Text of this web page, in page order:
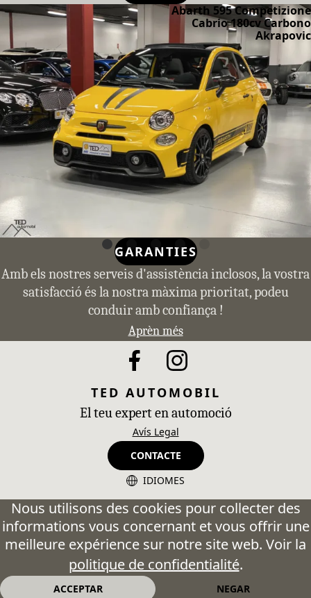
Nous utilisons des cookies pour collecter des
informations vous concernant et vous offrir une
meilleure expérience sur notre site web. Voir la
politique de confidentialité.
ACCEPTAR NEGAR
Abarth 595 Competizione
Cabrio 180cv Carbono
Akrapovic
GARANTIES
Amb els nostres serveis d'assistència inclosos, la vostra
satisfacció és la nostra màxima prioritat, podeu
conduir amb confiança !
Aprèn més
TED AUTOMOBIL
El teu expert en automoció
Avís Legal
CONTACTE
IDIOMES
CA - Catalán
ES - Español
FR - Français
EN - English